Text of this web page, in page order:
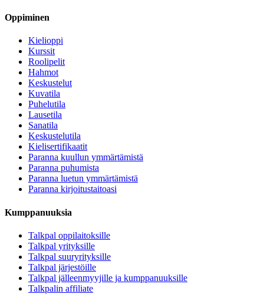
Oppiminen
Kielioppi
Kurssit
Roolipelit
Hahmot
Keskustelut
Kuvatila
Puhelutila
Lausetila
Sanatila
Keskustelutila
Kielisertifikaatit
Paranna kuullun ymmärtämistä
Paranna puhumista
Paranna luetun ymmärtämistä
Paranna kirjoitustaitoasi
Kumppanuuksia
Talkpal oppilaitoksille
Talkpal yrityksille
Talkpal suuryrityksille
Talkpal järjestöille
Talkpal jälleenmyyjille ja kumppanuuksille
Talkpalin affiliate